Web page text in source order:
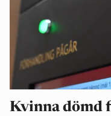
Kvinna dömd